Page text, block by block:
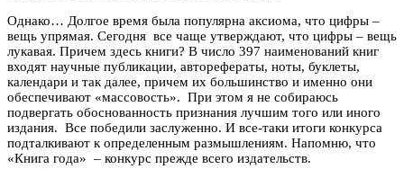
Однако… Долгое время была популярна аксиома, что цифры –
вещь упрямая. Сегодня все чаще утверждают, что цифры – вещь
лукавая. Причем здесь книги? В число 397 наименований книг
входят научные публикации, авторефераты, ноты, буклеты,
календари и так далее, причем их большинство и именно они
обеспечивают «массовость». При этом я не собираюсь
подвергать обоснованность признания лучшим того или иного
издания. Все победили заслуженно. И все-таки итоги конкурса
подталкивают к определенным размышлениям. Напомню, что
«Книга года» – конкурс прежде всего издательств.